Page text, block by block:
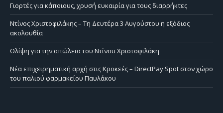
Γιορτές για κάποιους, χρυσή ευκαιρία για τους διαρρήκτες
Ντίνος Χριστοφιλάκης – Τη Δευτέρα 3 Αυγούστου η εξόδιος
ακολουθία
Θλίψη για την απώλεια του Ντίνου Χριστοφιλάκη
Νέα επιχειρηματική αρχή στις Κροκεές – DirectPay Spot στον χώρο
του παλιού φαρμακείου Παυλάκου